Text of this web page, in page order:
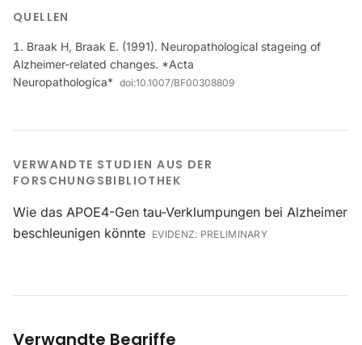
QUELLEN
Braak H, Braak E. (1991). Neuropathological stageing of
Alzheimer-related changes. *Acta
Neuropathologica* doi:10.1007/BF00308809
VERWANDTE STUDIEN AUS DER
FORSCHUNGSBIBLIOTHEK
Wie das APOE4-Gen tau-Verklumpungen bei Alzheimer
beschleunigen könnte EVIDENZ: PRELIMINARY
Verwandte Begriffe